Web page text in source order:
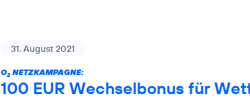
31. August 2021
O2 NETZKAMPAGNE:
100 EUR Wechselbonus für